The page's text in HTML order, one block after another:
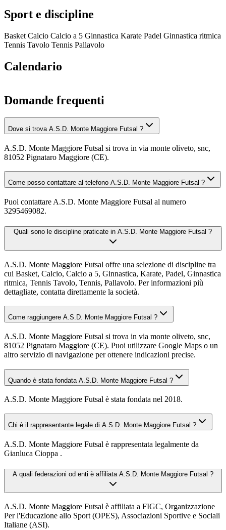
Sport e discipline
Basket Calcio Calcio a 5 Ginnastica Karate Padel Ginnastica ritmica
Tennis Tavolo Tennis Pallavolo
Calendario
Domande frequenti
Dove si trova A.S.D. Monte Maggiore Futsal ?
A.S.D. Monte Maggiore Futsal si trova in via monte oliveto, snc,
81052 Pignataro Maggiore (CE).
Come posso contattare al telefono A.S.D. Monte Maggiore Futsal ?
Puoi contattare A.S.D. Monte Maggiore Futsal al numero
3295469082.
Quali sono le discipline praticate in A.S.D. Monte Maggiore Futsal ?
A.S.D. Monte Maggiore Futsal offre una selezione di discipline tra
cui Basket, Calcio, Calcio a 5, Ginnastica, Karate, Padel, Ginnastica
ritmica, Tennis Tavolo, Tennis, Pallavolo. Per informazioni più
dettagliate, contatta direttamente la società.
Come raggiungere A.S.D. Monte Maggiore Futsal ?
A.S.D. Monte Maggiore Futsal si trova in via monte oliveto, snc,
81052 Pignataro Maggiore (CE). Puoi utilizzare Google Maps o un
altro servizio di navigazione per ottenere indicazioni precise.
Quando è stata fondata A.S.D. Monte Maggiore Futsal ?
A.S.D. Monte Maggiore Futsal è stata fondata nel 2018.
Chi è il rappresentante legale di A.S.D. Monte Maggiore Futsal ?
A.S.D. Monte Maggiore Futsal è rappresentata legalmente da
Gianluca Cioppa .
A quali federazioni od enti è affiliata A.S.D. Monte Maggiore Futsal ?
A.S.D. Monte Maggiore Futsal è affiliata a FIGC, Organizzazione
Per l'Educazione allo Sport (OPES), Associazioni Sportive e Sociali
Italiane (ASI).